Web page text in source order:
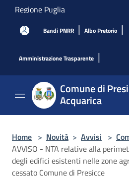
Salta al contenuto principale
Regione Puglia
Bandi PNRR | Albo Pretorio |
Amministrazione Trasparente |
Comune di
Acquarica
Home > Novità > Avvisi >
AVVISO - NTA relative alla
degli edifici esistenti nelle zone
cessato Comune di Presicce